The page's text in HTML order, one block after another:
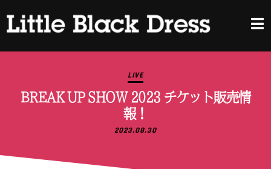
LIVE
BREAK UP SHOW 2023 チケット販売情
報！
2023.08.30